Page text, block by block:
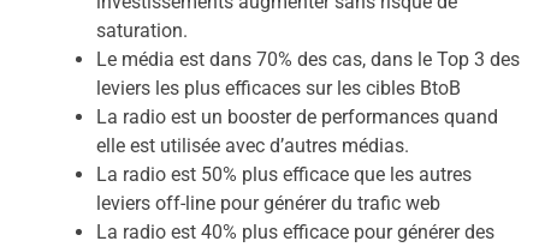
saturation.
Le média est dans 70% des cas, dans le Top 3 des
leviers les plus efficaces sur les cibles BtoB
La radio est un booster de performances quand
elle est utilisée avec d’autres médias.
La radio est 50% plus efficace que les autres
leviers off-line pour générer du trafic web
La radio est 40% plus efficace pour générer des